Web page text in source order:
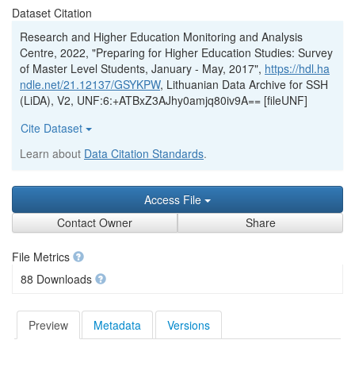
Dataset Citation
Research and Higher Education Monitoring and Analysis
Centre, 2022, "Preparing for Higher Education Studies: Survey
of Master Level Students, January - May, 2017", https://hdl.ha
ndle.net/21.12137/GSYKPW, Lithuanian Data Archive for SSH
(LiDA), V2, UNF:6:+ATBxZ3AJhy0amjq80iv9A== [fileUNF]
Cite Dataset
Learn about Data Citation Standards.
Access File
Contact Owner
Share
File Metrics
88 Downloads
Preview Metadata Versions